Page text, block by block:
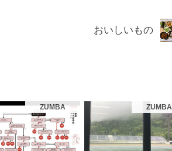
おいしいもの
ZUMBA ZUMBA